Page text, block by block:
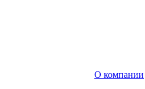
О компании